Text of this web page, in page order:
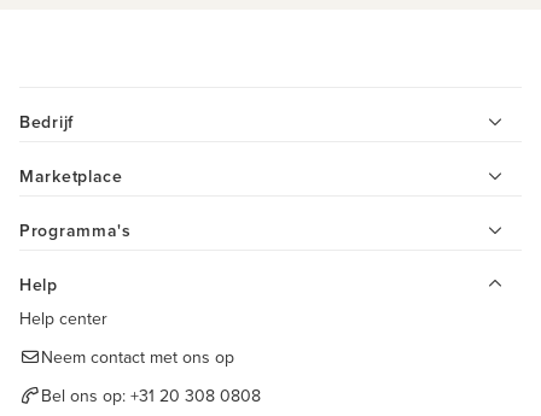
Bedrijf
Marketplace
Programma's
Help
Help center
Neem contact met ons op
Bel ons op: +31 20 308 0808